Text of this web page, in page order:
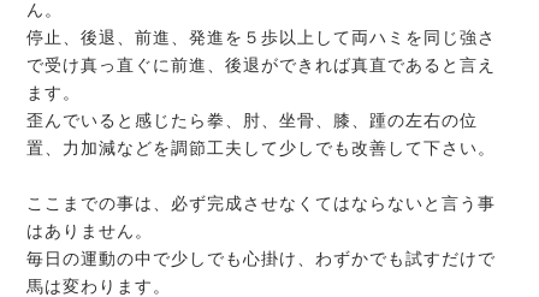
ん。
停止、後退、前進、発進を５歩以上して両ハミを同じ強さ
で受け真っ直ぐに前進、後退ができれば真直であると言え
ます。
歪んでいると感じたら拳、肘、坐骨、膝、踵の左右の位
置、力加減などを調節工夫して少しでも改善して下さい。
ここまでの事は、必ず完成させなくてはならないと言う事
はありません。
毎日の運動の中で少しでも心掛け、わずかでも試すだけで
馬は変わります。